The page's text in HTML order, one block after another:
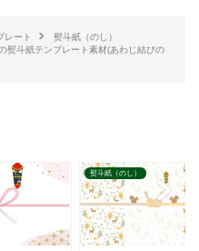
レート
熨斗紙（のし）
熨斗紙テンプレート素材(あわじ結びの
熨斗紙（のし）